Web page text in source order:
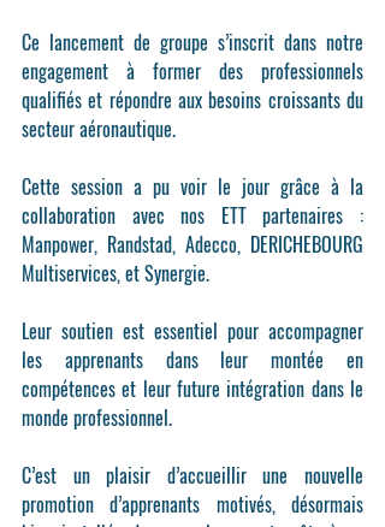
Ce lancement de groupe s’inscrit dans notre
engagement à former des professionnels
qualifiés et répondre aux besoins croissants du
secteur aéronautique.
Cette session a pu voir le jour grâce à la
collaboration avec nos ETT partenaires :
Manpower, Randstad, Adecco, DERICHEBOURG
Multiservices, et Synergie.
Leur soutien est essentiel pour accompagner
les apprenants dans leur montée en
compétences et leur future intégration dans le
monde professionnel.
C’est un plaisir d’accueillir une nouvelle
promotion d’apprenants motivés, désormais